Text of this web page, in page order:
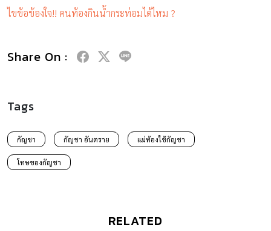
ไขข้อข้องใจ!! คนท้องกินน้ำกระท่อมได้ไหม ?
Share On :
Tags
กัญชา กัญชา อันตราย แม่ท้องใช้กัญชา
โทษของกัญชา
RELATED